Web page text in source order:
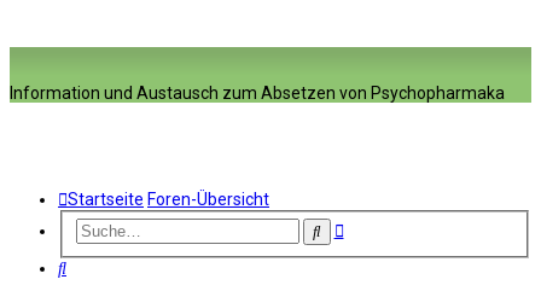
Information und Austausch zum Absetzen von Psychopharmaka
Startseite Foren-Übersicht
SucheErweiterte
Suche